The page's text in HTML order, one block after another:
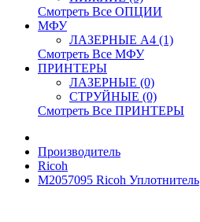
Смотреть Все ОПЦИИ
МФУ
ЛАЗЕРНЫЕ A4 (1)
Смотреть Все МФУ
ПРИНТЕРЫ
ЛАЗЕРНЫЕ (0)
СТРУЙНЫЕ (0)
Смотреть Все ПРИНТЕРЫ
Производитель
Ricoh
M2057095 Ricoh Уплотнитель